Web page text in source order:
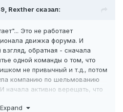
Rexther сказал:
Это не работает
движка форума. И
обратная - сначала
одной команды о том, что
не привычный и т.д., потом
компанию по шельмованию
начала активно верещать, что
Expand